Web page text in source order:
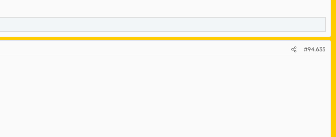
#94.635